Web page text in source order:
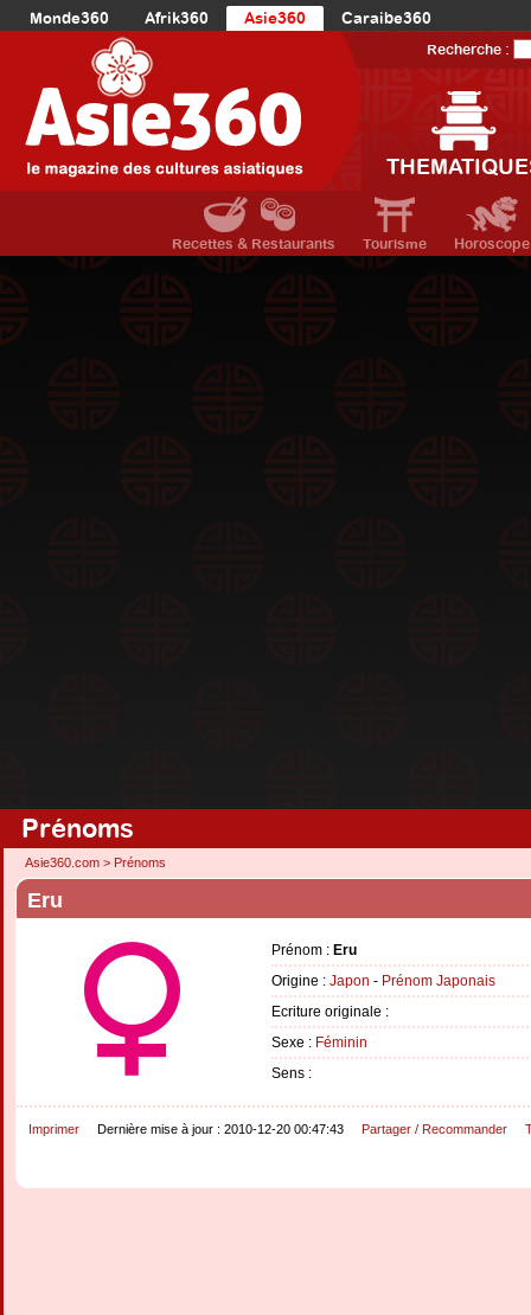
Monde360 Afrik360 Asie360
Caraibe360
Europe360
AmériqueDuNord360
Océanie360
Recherche :
Recettes & Restaurants Tourisme Horoscope
Prénoms
Asie360.com > Prénoms
Eru
Prénom : Eru
Origine : Japon - Prénom Japonais
Ecriture originale :
Sexe : Féminin
Sens :
Imprimer Dernière mise à jour : 2010-12-20 00:47:43 Partager / Recommander